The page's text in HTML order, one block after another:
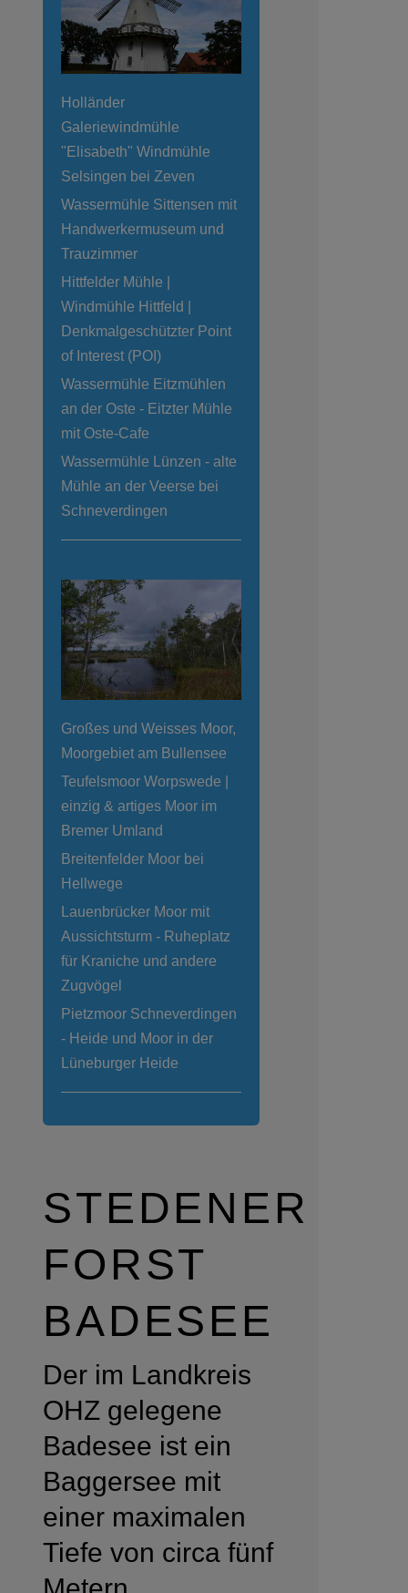
Holländer
Galeriewindmühle
"Elisabeth" Windmühle
Selsingen bei Zeven
Wassermühle Sittensen mit
Handwerkermuseum und
Trauzimmer
Hittfelder Mühle |
Windmühle Hittfeld |
Denkmalgeschützter Point
of Interest (POI)
Wassermühle Eitzmühlen
an der Oste - Eitzter Mühle
mit Oste-Cafe
Wassermühle Lünzen - alte
Mühle an der Veerse bei
Schneverdingen
Großes und Weisses Moor,
Moorgebiet am Bullensee
Teufelsmoor Worpswede |
einzig & artiges Moor im
Bremer Umland
Breitenfelder Moor bei
Hellwege
Lauenbrücker Moor mit
Aussichtsturm - Ruheplatz
für Kraniche und andere
Zugvögel
Pietzmoor Schneverdingen
- Heide und Moor in der
Lüneburger Heide
STEDENER
FORST
BADESEE
Der im Landkreis
OHZ gelegene
Badesee ist ein
Baggersee mit
einer maximalen
Tiefe von circa fünf